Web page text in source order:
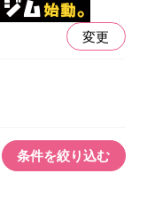
変更
条件を絞り込む